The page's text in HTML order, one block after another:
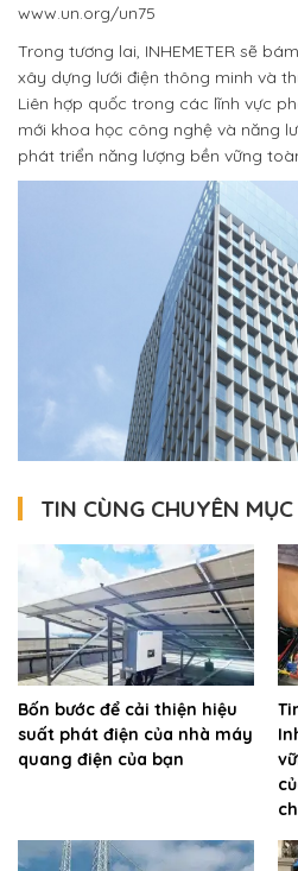
www.un.org/un75
Trong tương lai, INHEMETER sẽ
xây dựng lưới điện thông minh và
Liên hợp quốc trong các lĩnh vực
mới khoa học công nghệ và năng
phát triển năng lượng bền vững
TIN CÙNG CHUYÊN MỤC
Bốn bước để cải thiện hiệu
suất phát điện của nhà máy
quang điện của bạn